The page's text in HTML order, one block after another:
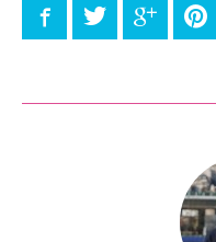
FacebookTwitter Google+